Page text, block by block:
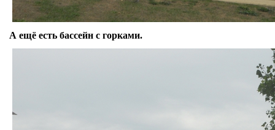
А ещё есть бассейн с горками.